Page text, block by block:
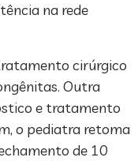
na rede
cirúrgico
Outra
e tratamento
o pediatra retoma
de 10